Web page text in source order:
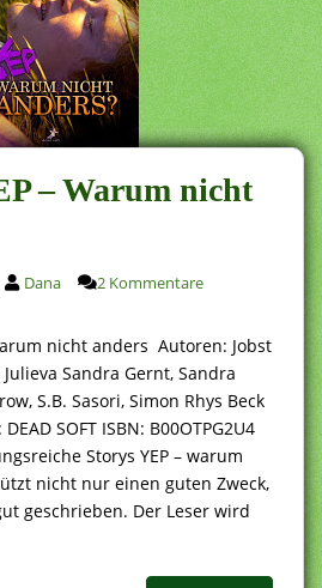
– Warum nicht
Dana 2 Kommentare
nicht anders Autoren: Jobst
Sandra Gernt, Sandra
S.B. Sasori, Simon Rhys Beck
SOFT ISBN: B00OTPG2U4
Storys YEP – warum
nicht nur einen guten Zweck,
geschrieben. Der Leser wird